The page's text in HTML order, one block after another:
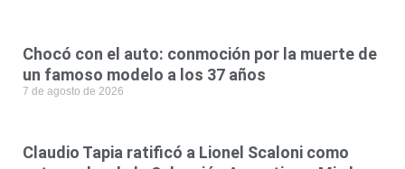
Chocó con el auto: conmoción por la muerte de
un famoso modelo a los 37 años
7 de agosto de 2026
Claudio Tapia ratificó a Lionel Scaloni como